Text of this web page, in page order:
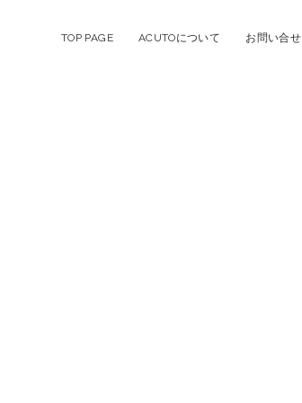
TOP PAGE ACUTOについて お問い合せ